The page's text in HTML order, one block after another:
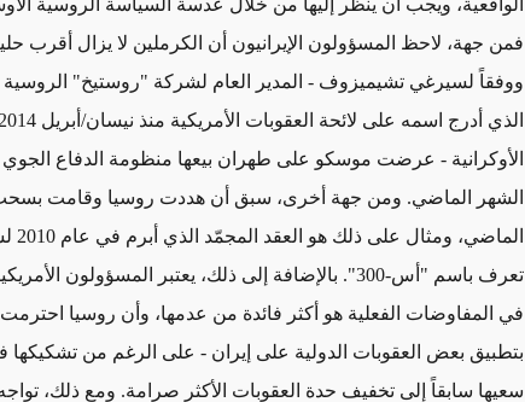
فمن جهة، لاحظ المسؤولون الإيرانيون أن الكرملين لا يزال أقرب
ووفقاً لسيرغي تشيميزوف - المدير العام لشركة "روستيخ" الروسية
الشهر الماضي. ومن جهة أخرى، سبق أن هددت روسيا وقامت
تعرف باسم "أس-300". بالإضافة إلى ذلك، يعتبر
في المفاوضات الفعلية هو أكثر فائدة من عدمها، وأن روسيا احترمت
بتطبيق بعض العقوبات الدولية على إيران - على الرغم من تشكيكها
سعيها سابقاً إلى تخفيف حدة العقوبات الأكثر صرامة. ومع ذلك، تواجه